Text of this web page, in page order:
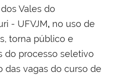
Vales do
- UFVJM, no uso de
torna público e
do processo seletivo
das vagas do curso de